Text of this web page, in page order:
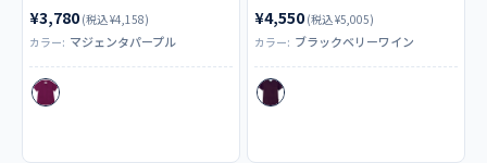
¥3,780 (税込 ¥4,158)
カラー: マジェンタパープル
¥4,550 (税込 ¥5,005)
カラー: ブラックベリーワイン